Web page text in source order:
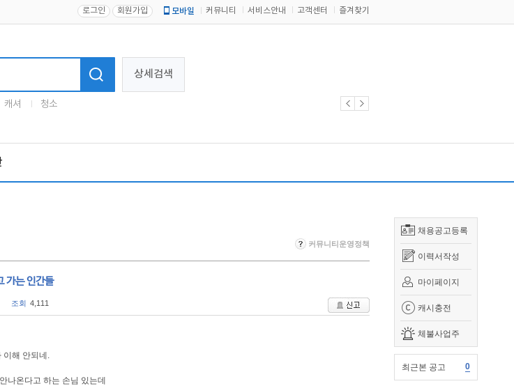
로그인 회원가입 모바일 커뮤니티 서비스안내 고객센터 즐겨찾기
상세검색
캐셔 청소
채용공고등록
이력서작성
마이페이지
캐시충전
체불사업주
최근본 공고 0
커뮤니티운영정책
가는 인간들
조회 4,111
이해 안되네.
나온다고 하는 손님 있는데